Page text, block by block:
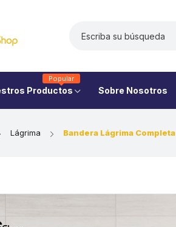
Productos
Popular
Sobre Nosotros
Lágrima Bandera Lágrima Completa